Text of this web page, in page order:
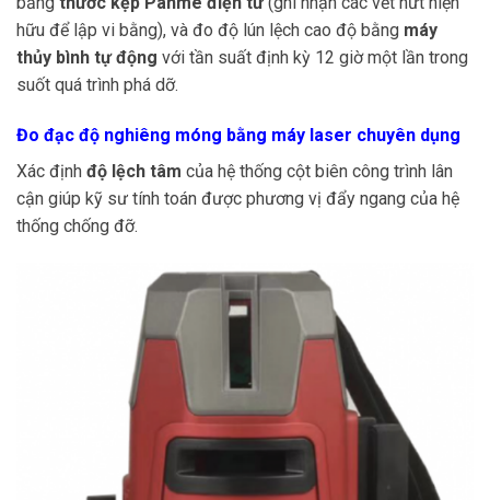
hữu để lập vi bằng), và đo độ lún lệch cao độ bằng máy
thủy bình tự động với tần suất định kỳ 12 giờ một lần trong
suốt quá trình phá dỡ.
Đo đạc độ nghiêng móng bằng máy laser chuyên dụng
Xác định độ lệch tâm của hệ thống cột biên công trình lân
cận giúp kỹ sư tính toán được phương vị đẩy ngang của hệ
thống chống đỡ.